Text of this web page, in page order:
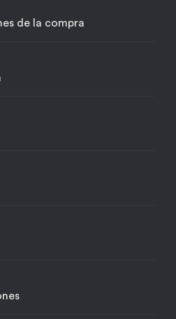
de la compra